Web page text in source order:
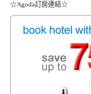
☆Agoda訂房連結☆